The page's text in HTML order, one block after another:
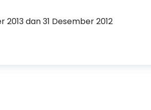
dan 31 Desember 2012